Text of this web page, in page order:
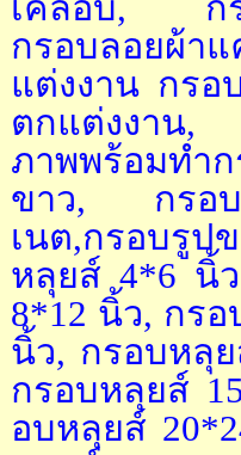
เคลือบ, กรอ
กรอบลอยผ้
แต่งงาน กรอ
ตกแต่งงาน,
ภาพพร้อมท
ขาว, กรอบห
เนต,กรอบรู
หลุยส์ 4*6 นิ้
8*12 นิ้ว, กร
นิ้ว, กรอบหลุ
กรอบหลุยส์
อบหลุยส์